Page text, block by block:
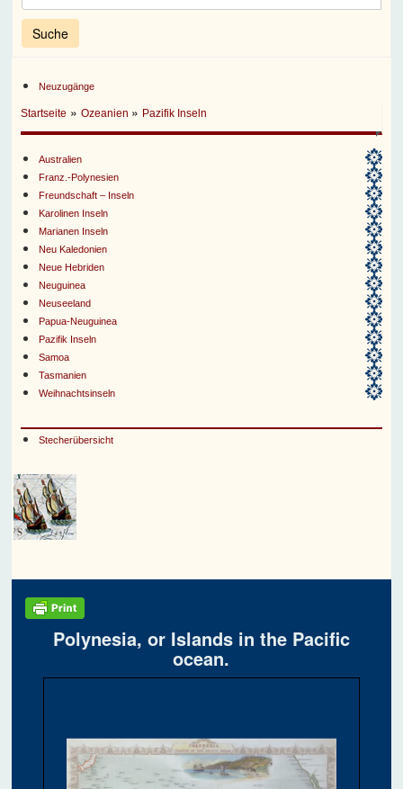
Neuzugänge
Startseite »Ozeanien » Pazifik Inseln
Australien
Franz.-Polynesien
Freundschaft – Inseln
Karolinen Inseln
Marianen Inseln
Neu Kaledonien
Neue Hebriden
Neuguinea
Neuseeland
Papua-Neuguinea
Pazifik Inseln
Samoa
Tasmanien
Weihnachtsinseln
Stecherübersicht
Polynesia, or Islands in the Pacific
ocean.